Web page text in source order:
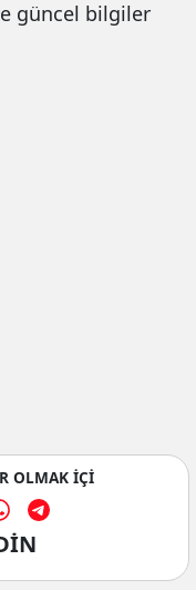
güncel bilgiler
OLMAK İÇİ